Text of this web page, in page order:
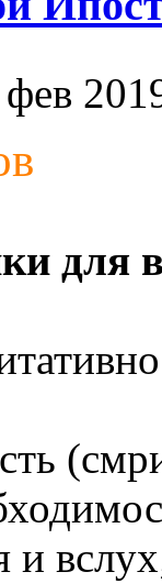
для
и